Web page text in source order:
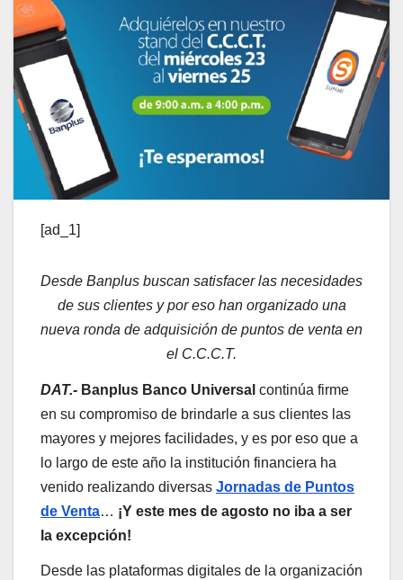
[ad_1]
Desde Banplus buscan satisfacer las necesidades
de sus clientes y por eso han organizado una
nueva ronda de adquisición de puntos de venta en
el C.C.C.T.
DAT.- Banplus Banco Universal continúa firme
en su compromiso de brindarle a sus clientes las
mayores y mejores facilidades, y es por eso que a
lo largo de este año la institución financiera ha
venido realizando diversas Jornadas de Puntos
de Venta… ¡Y este mes de agosto no iba a ser
la excepción!
Desde las plataformas digitales de la organización